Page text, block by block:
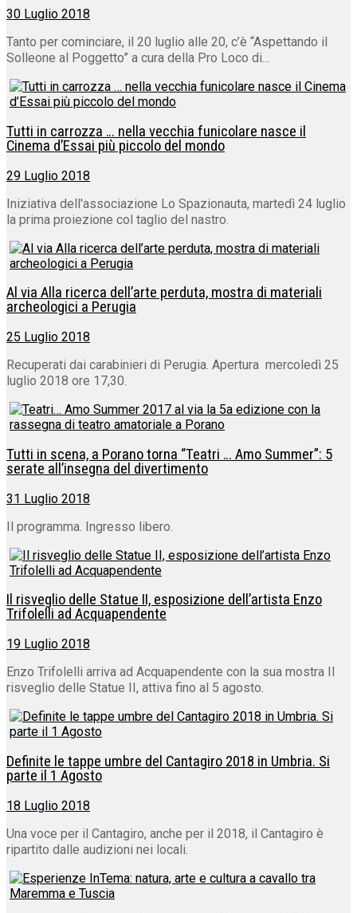
30 Luglio 2018
Tanto per cominciare, il 20 luglio alle 20, c’è “Aspettando il
Solleone al Poggetto” a cura della Pro Loco di...
Tutti in carrozza … nella vecchia funicolare nasce il
Cinema d’Essai più piccolo del mondo
29 Luglio 2018
Iniziativa dell'associazione Lo Spazionauta, martedì 24 luglio
la prima proiezione col taglio del nastro.
Al via Alla ricerca dell’arte perduta, mostra di materiali
archeologici a Perugia
25 Luglio 2018
Recuperati dai carabinieri di Perugia. Apertura mercoledì 25
luglio 2018 ore 17,30.
Tutti in scena, a Porano torna “Teatri … Amo Summer”: 5
serate all’insegna del divertimento
31 Luglio 2018
Il programma. Ingresso libero.
Il risveglio delle Statue II, esposizione dell’artista Enzo
Trifolelli ad Acquapendente
19 Luglio 2018
Enzo Trifolelli arriva ad Acquapendente con la sua mostra Il
risveglio delle Statue II, attiva fino al 5 agosto.
Definite le tappe umbre del Cantagiro 2018 in Umbria. Si
parte il 1 Agosto
18 Luglio 2018
Una voce per il Cantagiro, anche per il 2018, il Cantagiro è
ripartito dalle audizioni nei locali.